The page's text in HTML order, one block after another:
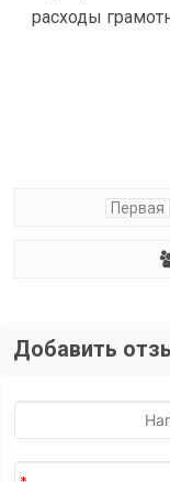
расходы
Первая
Добавить